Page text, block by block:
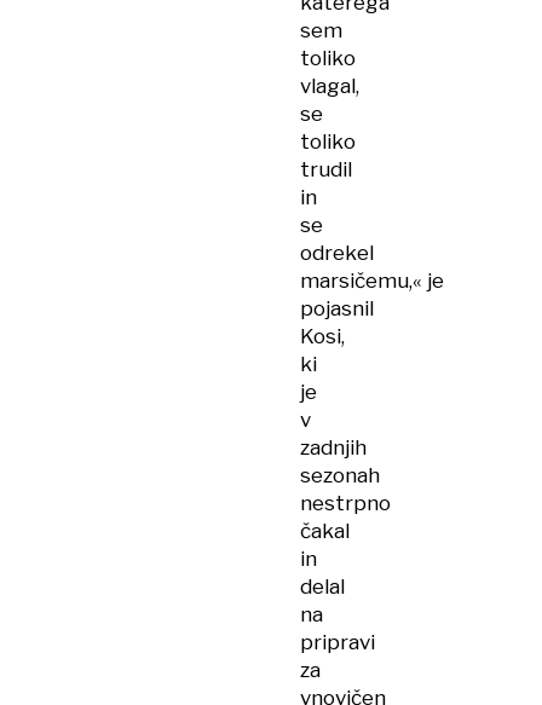
sem
toliko
vlagal,
se
toliko
trudil
in
se
odrekel
marsičemu,« je
pojasnil
Kosi,
ki
je
v
zadnjih
sezonah
nestrpno
čakal
in
delal
na
pripravi
za
vnovičen